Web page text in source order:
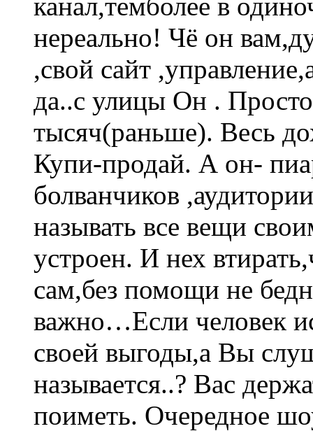
нереально! Чё он
,свой сайт
да..с улицы Он .
тысяч(раньше). Весь
Купи-продай. А он-
болванчиков
называть все вещи
устроен. И нех
сам,без помощи не
важно…Если человек
своей выгоды,а Вы
называется..? Вас
поиметь. Очередное